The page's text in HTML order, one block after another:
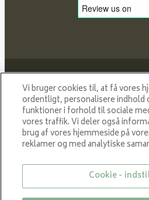
Proud member of NIBE
that
to a smaller carbon footprint
© All rights
Vi bruger cookies til, at få vores
ordentligt, personalisere indhold
funktioner i forhold til sociale
vores traffik. Vi deler også
brug af vores hjemmeside på
reklamer og med analytiske
Cookie -